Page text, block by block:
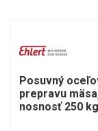
Posuvný
prepravu
nosnosť 250